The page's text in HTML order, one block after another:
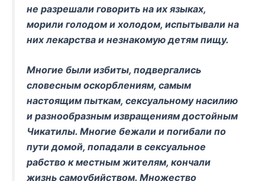
не разрешали говорить на их языках,
морили голодом и холодом, испытывали на
них лекарства и незнакомую детям пищу.
Многие были избиты, подвергались
словесным оскорблениям, самым
настоящим пыткам, сексуальному насилию
и разнообразным извращениям достойным
Чикатилы. Многие бежали и погибали по
пути домой, попадали в сексуальное
рабство к местным жителям, кончали
жизнь самоубийством. Множество